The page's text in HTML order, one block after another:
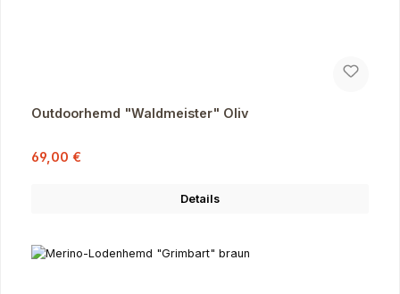
Outdoorhemd "Waldmeister" Oliv
Verkaufspreis:
69,00 €
Details